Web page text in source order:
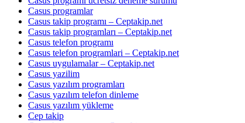
Casus programlar
Casus takip programı – Ceptakip.net
Casus takip programları – Ceptakip.net
Casus telefon programı
Casus telefon programlari – Ceptakip.net
Casus uygulamalar – Ceptakip.net
Casus yazilim
Casus yazılım programları
Casus yazılım telefon dinleme
Casus yazılım yükleme
Cep takip